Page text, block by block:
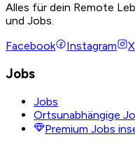
Alles für dein Remote
und Jobs.
Facebook
Instagram X
Jobs
Jobs
Ortsunabhängige
Premium Jobs